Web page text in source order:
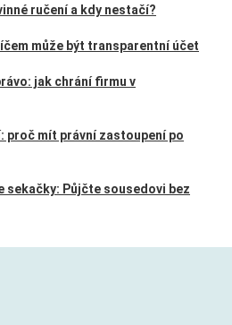
ručení a kdy nestačí?
může být transparentní účet
jak chrání firmu v
proč mít právní zastoupení po
sekačky: Půjčte sousedovi bez